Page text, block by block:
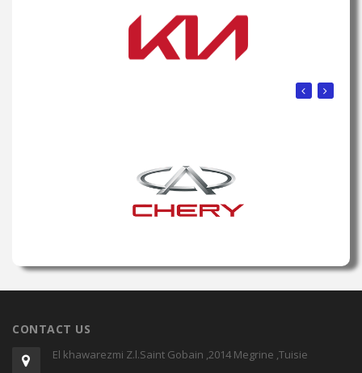
CONTACT US
El khawarezmi Z.l.Saint Gobain ,2014 Megrine ,Tuisie